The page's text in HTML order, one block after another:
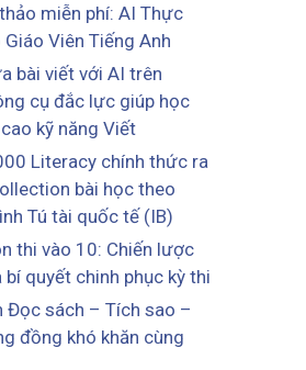
miễn phí: AI Thực
Giáo Viên Tiếng Anh
bài viết với AI trên
cụ đắc lực giúp học
kỹ năng Viết
Literacy chính thức ra
bài học theo
Tú tài quốc tế (IB)
thi vào 10: Chiến lược
bí quyết chinh phục kỳ thi
Đọc sách – Tích sao –
đồng khó khăn cùng